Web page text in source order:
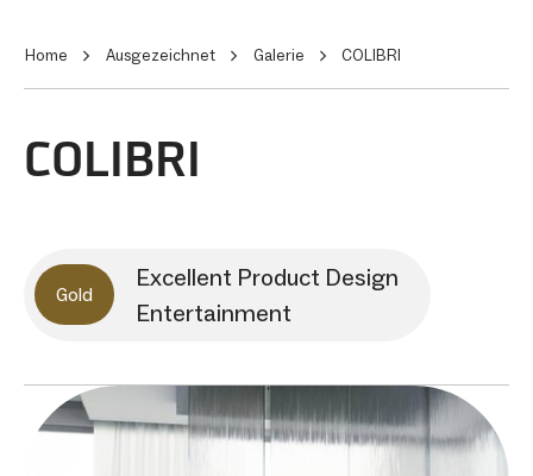
Home Ausgezeichnet Galerie COLIBRI
COLIBRI
Gold
Excellent Product Design
Entertainment